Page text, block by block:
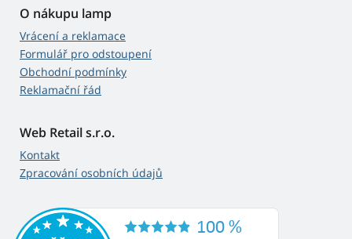
O nákupu lamp
Vrácení a reklamace
Formulář pro odstoupení
Obchodní podmínky
Reklamační řád
Web Retail s.r.o.
Kontakt
Zpracování osobních údajů